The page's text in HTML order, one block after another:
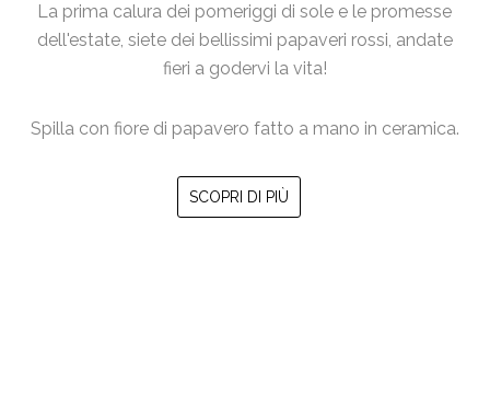
La prima calura dei pomeriggi di sole e le promesse
dell'estate, siete dei bellissimi papaveri rossi, andate
fieri a godervi la vita!
Spilla con fiore di papavero fatto a mano in ceramica.
SCOPRI DI PIÙ